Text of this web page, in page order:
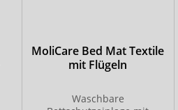
MoliCare Bed Mat Textile
mit Flügeln
Waschbare